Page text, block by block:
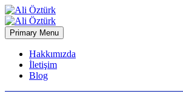
Primary Menu
Hakkımızda
İletişim
Blog